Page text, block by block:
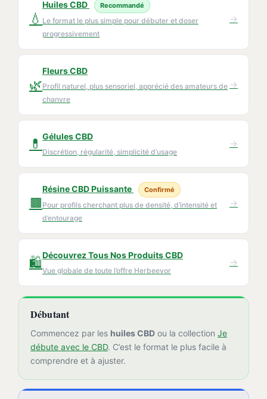
💧
Huiles CBD Recommandé
Le format le plus simple pour débuter et doser
progressivement
→
🌿
Fleurs CBD
Profil naturel, plus sensoriel, apprécié des amateurs de
chanvre
→
💊 Gélules CBD
Discrétion, régularité, simplicité d’usage
→
🟫
Résine CBD Puissante Confirmé
Pour profils cherchant plus de densité, d’intensité et
d’entourage
→
🛍️Découvrez Tous Nos Produits CBD
Vue globale de toute l’offre Herbeevor
→
Débutant
Commencez par les huiles CBD ou la collection Je
débute avec le CBD. C’est le format le plus facile à
comprendre et à ajuster.